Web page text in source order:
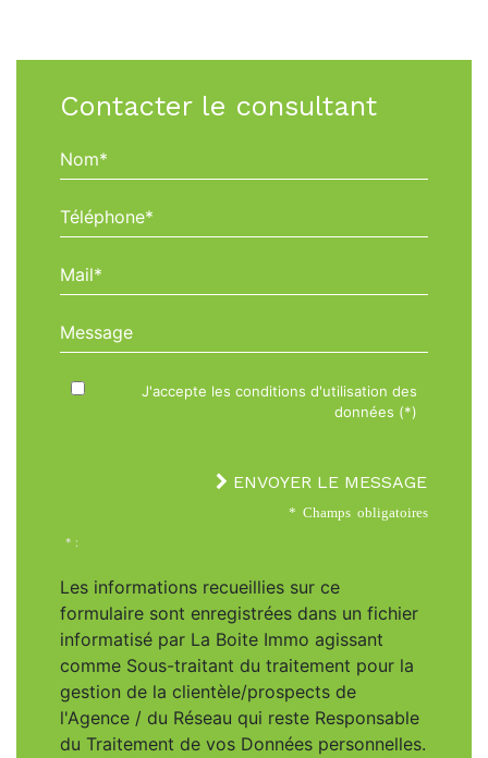
Contacter le consultant
Nom*
Téléphone*
Mail*
Message
J'accepte les conditions d'utilisation des
données (*)
ENVOYER LE MESSAGE
* Champs obligatoires
* :
Les informations recueillies sur ce
formulaire sont enregistrées dans un fichier
informatisé par La Boite Immo agissant
comme Sous-traitant du traitement pour la
gestion de la clientèle/prospects de
l'Agence / du Réseau qui reste Responsable
du Traitement de vos Données personnelles.